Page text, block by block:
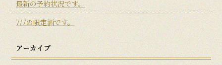
最新の予約状況です。
7/7の限定酒です。
アーカイブ